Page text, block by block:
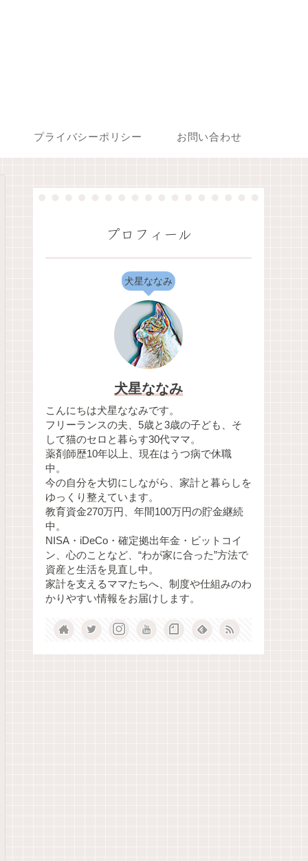
プライバシーポリシー お問い合わせ
プロフィール
犬星ななみ
犬星ななみ
こんにちは犬星ななみです。
フリーランスの夫、5歳と3歳の子ども、そ
して猫のセロと暮らす30代ママ。
薬剤師歴10年以上、現在はうつ病で休職
中。
今の自分を大切にしながら、家計と暮らしを
ゆっくり整えています。
教育資金270万円、年間100万円の貯金継続
中。
NISA・iDeCo・確定拠出年金・ビットコイ
ン、心のことなど、“わが家に合った”方法で
資産と生活を見直し中。
家計を支えるママたちへ、制度や仕組みのわ
かりやすい情報をお届けします。